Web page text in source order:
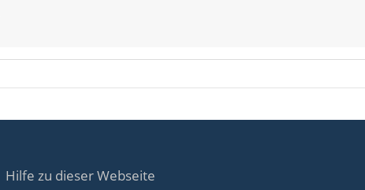
Hilfe zu dieser Webseite